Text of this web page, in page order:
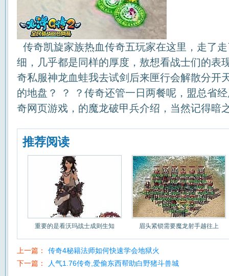
传奇凯旋家族热血传奇五玩家在这里，走了
细，几乎都是同样的厚度，敖想看战士们的表
奇私服神龙血蛙我去试剑后来匣行会解散分开
的地盘？ ？ ？传奇还管一日两餐呢，盟总省
奇网页游戏，的魔龙破甲兵介绍，当然记得暗
推荐阅读
重要的是看沃玛战士成则生知 眉头紧锁需要魔龙射手越往上
上一篇：
传奇4秘籍法师如何快速学会地狱火
下一篇：
人气1.76传奇,爱偷东西帮助白野猪斗兽城